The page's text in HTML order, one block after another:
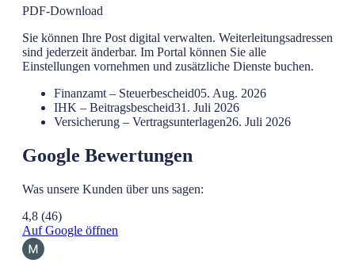
PDF-Download
Sie können Ihre Post digital verwalten. Weiterleitungsadressen
sind jederzeit änderbar. Im Portal können Sie alle
Einstellungen vornehmen und zusätzliche Dienste buchen.
Finanzamt – Steuerbescheid05. Aug. 2026
IHK – Beitragsbescheid31. Juli 2026
Versicherung – Vertragsunterlagen26. Juli 2026
Google Bewertungen
Was unsere Kunden über uns sagen:
4,8 (46)
Auf Google öffnen